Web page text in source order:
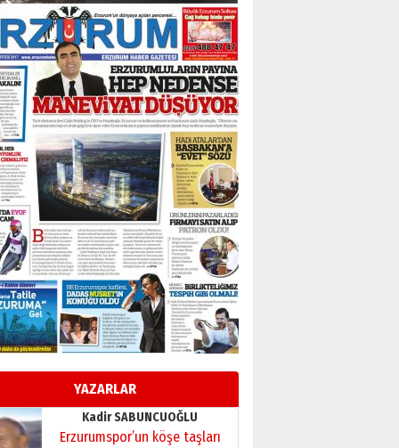
YAZARLAR
Bir fotoğraf, bir şehir, bir
gazeteci… Dizginler kimin
elinde?
31 Mart 2026 Salı
A. Berhan Yılmaz
BİR BÖLÜM DEĞİL, BİR ÖMÜR
SEÇİYORSUNUZ… “NEDEN
ATATÜRK ÜNİVERSİTESİ?”
28 Temmuz 2026 Salı
Ahmet Gökhan YAZICI
Ahmed Yesevi’den bir
Alperen… ”Reisimiz” idi…
Hakka yürüdü.!
26 Mart 2026 Perşembe
Cem Bakırcı
Ardında bıraktığı hatıralarıyla
gönül adamı Faruk Terzioğlu!
13 Mayıs 2026 Çarşamba
Esat BİNDESEN
Başkan Sekmen’den Erzurum’a
bir vizyon proje daha!
02 Ağustos 2026 Pazar
Kadir SABUNCUOĞLU
Erzurumspor’un köşe taşları